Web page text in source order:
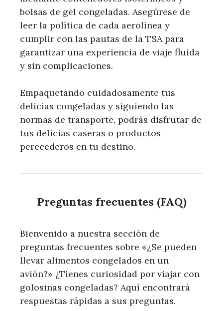
bolsas de gel congeladas. Asegúrese de
leer la política de cada aerolínea y
cumplir con las pautas de la TSA para
garantizar una experiencia de viaje fluida
y sin complicaciones.
Empaquetando cuidadosamente tus
delicias congeladas y siguiendo las
normas de transporte, podrás disfrutar de
tus delicias caseras o productos
perecederos en tu destino.
Preguntas frecuentes (FAQ)
Bienvenido a nuestra sección de
preguntas frecuentes sobre «¿Se pueden
llevar alimentos congelados en un
avión?» ¿Tienes curiosidad por viajar con
golosinas congeladas? Aquí encontrará
respuestas rápidas a sus preguntas.